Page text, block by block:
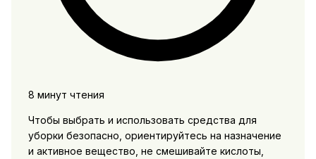
8 минут чтения
Чтобы выбрать и использовать средства для
уборки безопасно, ориентируйтесь на назначение
и активное вещество, не смешивайте кислоты,